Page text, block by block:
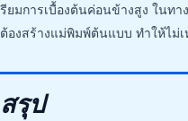
รียมการเบื้องต้นค่อนข้างสูง ในท
ต้องสร้างแม่พิมพ์ต้นแบบ ทำให้ไม่
สรุป